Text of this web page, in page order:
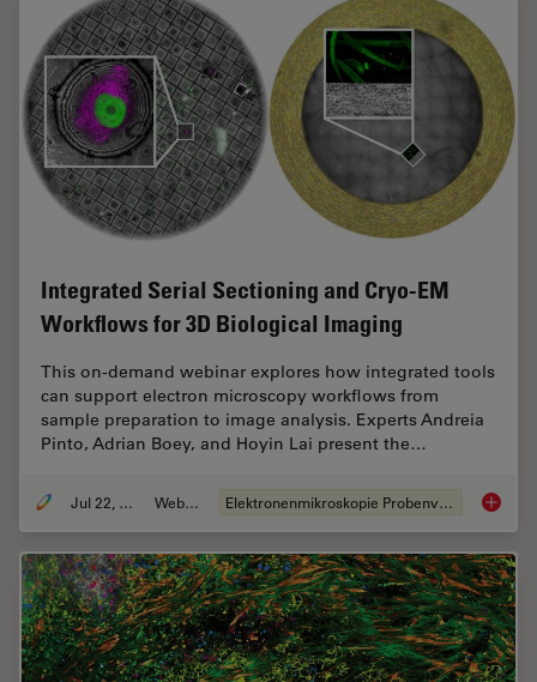
Integrated Serial Sectioning and Cryo-EM
Workflows for 3D Biological Imaging
This on-demand webinar explores how integrated tools
can support electron microscopy workflows from
sample preparation to image analysis. Experts Andreia
Pinto, Adrian Boey, and Hoyin Lai present the…
Jul 22, 2025 Webinar Elektronenmikroskopie Probenvorbereitung